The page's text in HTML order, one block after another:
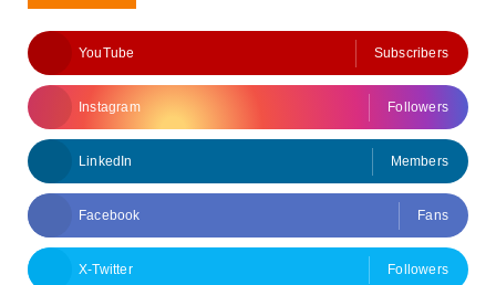
YouTube Subscribers
Instagram Followers
LinkedIn Members
Facebook Fans
X-Twitter Followers